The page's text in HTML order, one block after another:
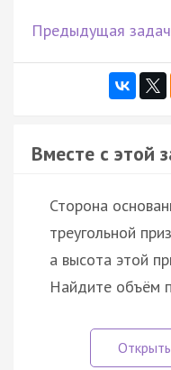
Предыдущая
Вместе с этой
Сторона
треугольной
а высота этой
Найдите объём